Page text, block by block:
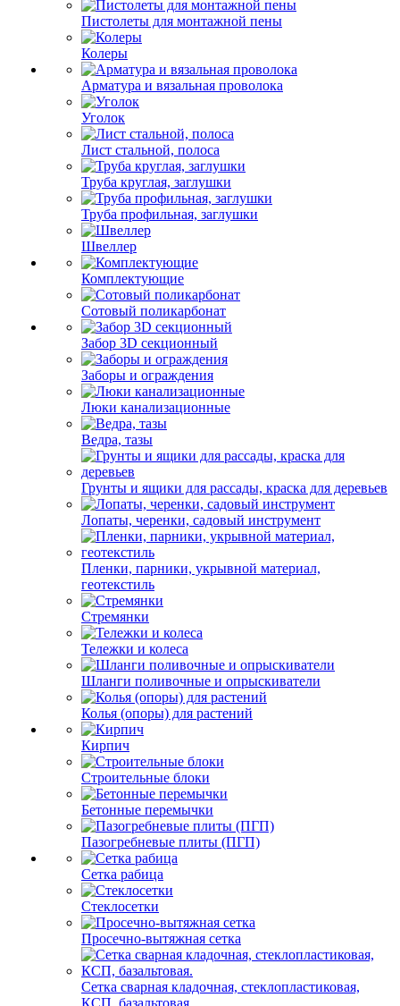
Пистолеты для монтажной пены
Колеры
Арматура и вязальная проволока
Уголок
Лист стальной, полоса
Труба круглая, заглушки
Труба профильная, заглушки
Швеллер
Комплектующие
Сотовый поликарбонат
Забор 3D секционный
Заборы и ограждения
Люки канализационные
Ведра, тазы
Грунты и ящики для рассады, краска для деревьев
Лопаты, черенки, садовый инструмент
Пленки, парники, укрывной материал,
геотекстиль
Стремянки
Тележки и колеса
Шланги поливочные и опрыскиватели
Колья (опоры) для растений
Кирпич
Строительные блоки
Бетонные перемычки
Пазогребневые плиты (ПГП)
Сетка рабица
Стеклосетки
Просечно-вытяжная сетка
Сетка сварная кладочная, стеклопластиковая,
КСП, базальтовая.